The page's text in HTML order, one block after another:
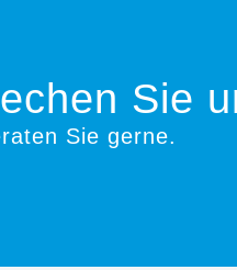
Sie
Sie gerne.